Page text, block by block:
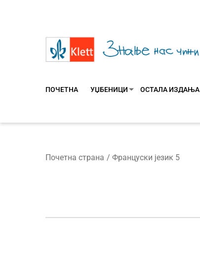
ПОЧЕТНА УЏБЕНИЦИ ОСТАЛА ИЗДАЊА
Почетна страна Француски језик 5